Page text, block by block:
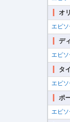
オ
エピ
デ
エピ
タ
エピ
ポ
エピ